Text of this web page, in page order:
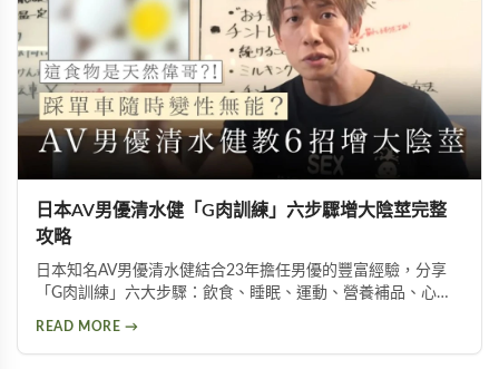
日本AV男優清水健「G肉訓練」六步驟增大陰莖完整
攻略
日本知名AV男優清水健結合23年擔任男優的豐富經驗，分享
「G肉訓練」六大步驟：飲食、睡眠、運動、營養補品、心
增粗的目標。
READ MORE →